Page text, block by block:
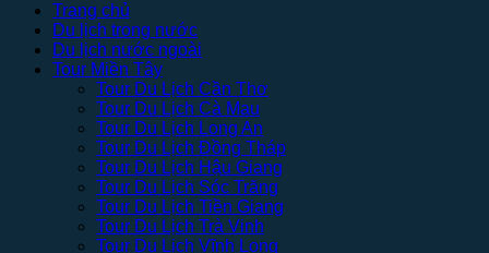
Trang chủ
Du lịch trong nước
Du lịch nước ngoài
Tour Miền Tây
Tour Du Lịch Cần Thơ
Tour Du Lịch Cà Mau
Tour Du Lịch Long An
Tour Du Lịch Đồng Tháp
Tour Du Lịch Hậu Giang
Tour Du Lịch Sóc Trăng
Tour Du Lịch Tiền Giang
Tour Du Lịch Trà Vinh
Tour Du Lịch Vĩnh Long